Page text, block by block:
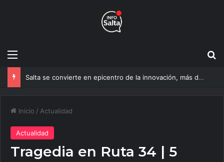
Menú
Salta se convierte en epicentro de la innovación, más de 600 personas ya participan del NOA Innova
Inicio / Actualidad
Actualidad
Tragedia en Ruta 34 | 5